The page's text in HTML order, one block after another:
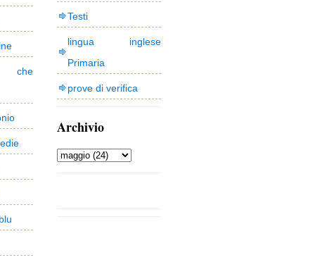
che
Testi
lingua inglese
Primaria
prove di verifica
Archivio